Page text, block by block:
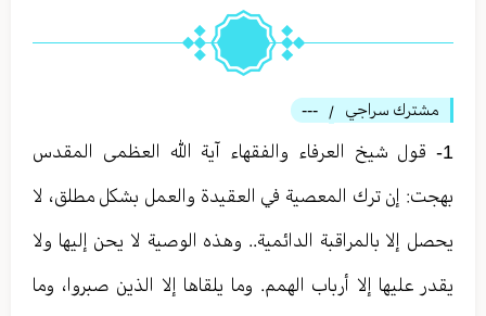
مشترك سراجي /
---
1- قول شيخ العرفاء والفقهاء آية الله العظمى المقدس
بهجت: إن ترك المعصية في العقيدة والعمل بشكل مطلق، لا
يحصل إلا بالمراقبة الدائمية.. وهذه الوصية لا يحن إليها ولا
يقدر عليها إلا أرباب الهمم. وما يلقاها إلا الذين صبروا، وما